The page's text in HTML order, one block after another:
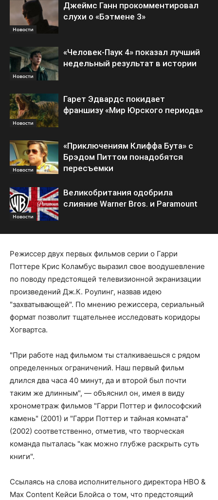
Новости
Джеймс Ганн прокомментировал
слухи о «Бэтмене 3»
Новости
«Человек-Паук 4» показал лучший
недельный результат в истории
Новости
Гарет Эдвардс покидает
франшизу «Мир Юрского периода»
Новости
«Приключениям Клиффа Бута» с
Брэдом Питтом понадобятся
пересъемки
Новости
Великобритания одобрила
слияние Warner Bros. и Paramount
Режиссер двух первых фильмов серии о Гарри
Поттере Крис Коламбус выразил свое воодушевление
по поводу предстоящей телевизионной экранизации
произведений Дж.К. Роулинг, назвав идею
"захватывающей". По мнению режиссера, сериальный
формат позволит тщательнее исследовать коридоры
Хогвартса.
"При работе над фильмом ты сталкиваешься с рядом
определенных ограничений. Наш первый фильм
длился два часа 40 минут, да и второй был почти
таким же длинным", — объяснил он, имея в виду
хронометраж фильмов "Гарри Поттер и философский
камень" (2001) и "Гарри Поттер и тайная комната"
(2002) соответственно, отметив, что творческая
команда пыталась "как можно глубже раскрыть суть
книги".
Ссылаясь на слова исполнительного директора HBO &
Max Content Кейси Блойса о том, что предстоящий